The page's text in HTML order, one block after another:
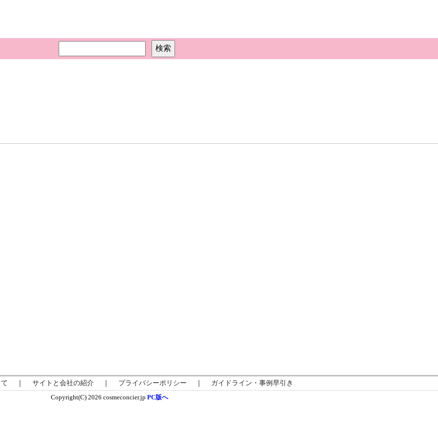
サイトと会社の紹介 プライバシーポリシー
ガイドライン・事例早引き
Copyright(C) 2026 cosmeconcier.jp PC版へ